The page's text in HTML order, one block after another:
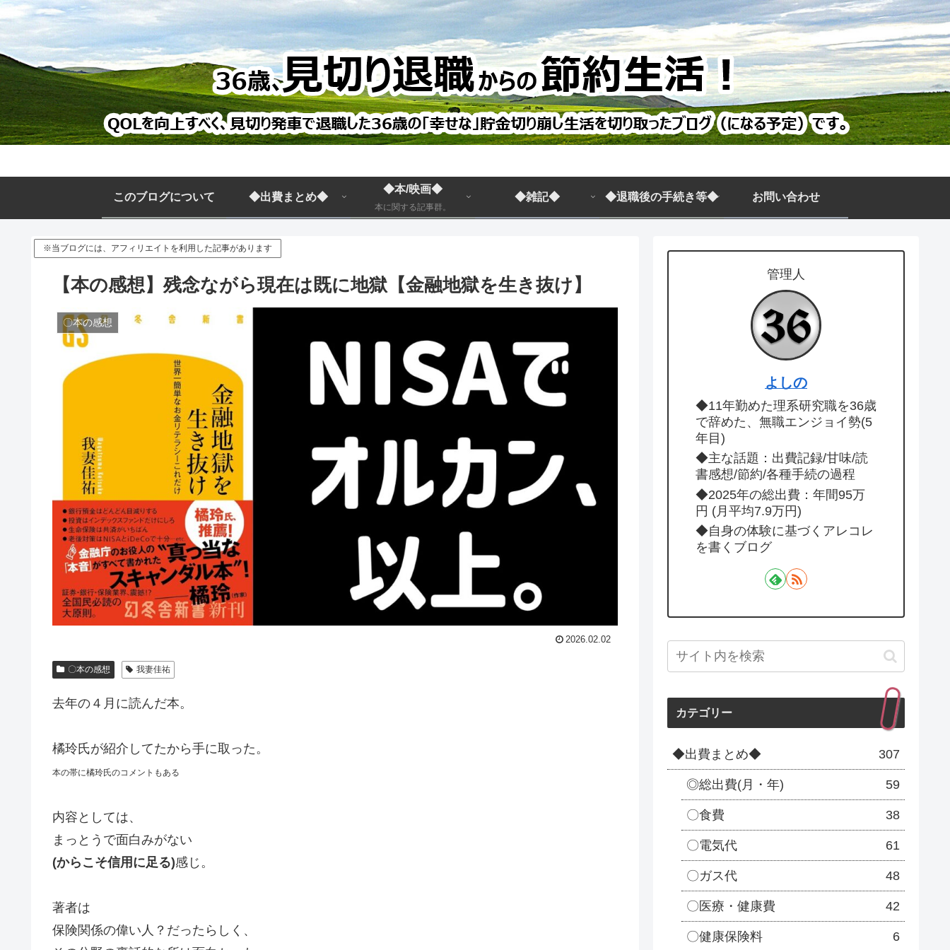
このブログについて ◆出費まとめ◆
◆本/映画◆
本に関する記事群。
◆雑記◆ ◆退職後の手続き等◆ お問い合わせ
※当ブログには、アフィリエイトを利用した記事があります
【本の感想】残念ながら現在は既に地獄【金融地獄を生き抜け】
〇本の感想
2026.02.02
〇本の感想 我妻佳祐
去年の４月に読んだ本。
橘玲氏が紹介してたから手に取った。
本の帯に橘玲氏のコメントもある
内容としては、
まっとうで面白みがない
(からこそ信用に足る)感じ。
著者は
保険関係の偉い人？だったらしく、
管理人
よしの
◆11年勤めた理系研究職を36歳
で辞めた、無職エンジョイ勢(5
年目)
◆主な話題：出費記録/甘味/読
書感想/節約/各種手続の過程
◆2025年の総出費：年間95万
円 (月平均7.9万円)
◆自身の体験に基づくアレコレ
を書くブログ
カテゴリー
◆出費まとめ◆ 307
◎総出費(月・年) 59
〇食費 38
〇電気代 61
〇ガス代 48
〇医療・健康費 42
〇健康保険料 6